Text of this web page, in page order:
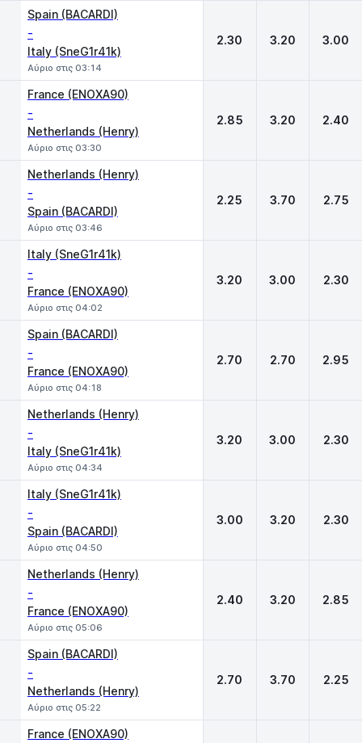
Spain (BACARDI)
-
Italy (SneG1r41k)
Αύριο στις 03:14
2.30 3.20 3.00
France (ENOXA90)
-
Netherlands (Henry)
Αύριο στις 03:30
2.85 3.20 2.40
Netherlands (Henry)
-
Spain (BACARDI)
Αύριο στις 03:46
2.25 3.70 2.75
Italy (SneG1r41k)
-
France (ENOXA90)
Αύριο στις 04:02
3.20 3.00 2.30
Spain (BACARDI)
-
France (ENOXA90)
Αύριο στις 04:18
2.70 2.70 2.95
Netherlands (Henry)
-
Italy (SneG1r41k)
Αύριο στις 04:34
3.20 3.00 2.30
Italy (SneG1r41k)
-
Spain (BACARDI)
Αύριο στις 04:50
3.00 3.20 2.30
Netherlands (Henry)
-
France (ENOXA90)
Αύριο στις 05:06
2.40 3.20 2.85
Spain (BACARDI)
-
Netherlands (Henry)
Αύριο στις 05:22
2.70 3.70 2.25
France (ENOXA90)